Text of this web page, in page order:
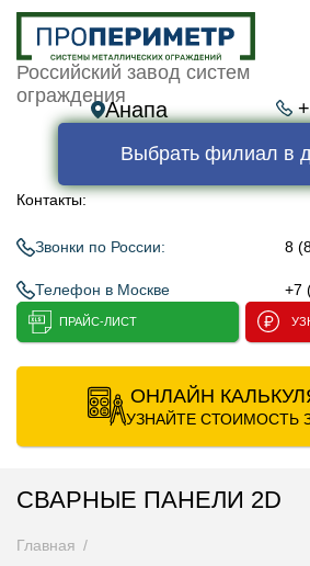
Российский завод систем
ограждения
Анапа
Выбрать филиал в
Контакты:
Звонки по России: 8
Телефон в Москве +7
ПРАЙС-ЛИСТ
ОНЛАЙН
УЗНАЙТЕ СТОИМОСТЬ
СВАРНЫЕ ПАНЕЛИ 2D
Главная